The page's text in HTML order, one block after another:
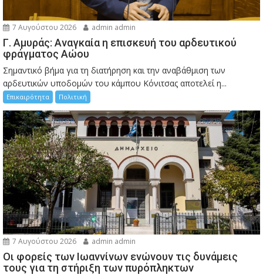
7 Αυγούστου 2026 admin admin
Γ. Αμυράς: Αναγκαία η επισκευή του αρδευτικού
φράγματος Αώου
Σημαντικό βήμα για τη διατήρηση και την αναβάθμιση των
αρδευτικών υποδομών του κάμπου Κόνιτσας αποτελεί η...
Επικαιρότητα Πολιτική
7 Αυγούστου 2026 admin admin
Οι φορείς των Ιωαννίνων ενώνουν τις δυνάμεις
τους για τη στήριξη των πυρόπληκτων